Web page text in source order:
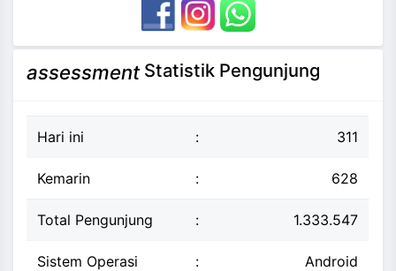
assessmentStatistik Pengunjung
Hari ini : 311
Kemarin : 628
Total Pengunjung : 1.333.547
Sistem Operasi : Android